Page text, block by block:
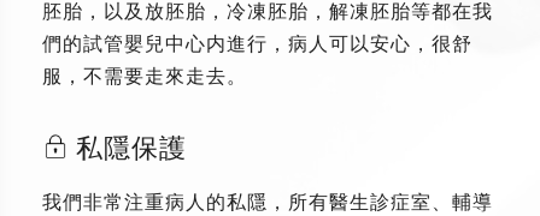
胚胎，以及放胚胎，冷凍胚胎，解凍胚胎等都在我
們的試管嬰兒中心内進行，病人可以安心，很舒
服，不需要走來走去。
私隱保護
我們非常注重病人的私隱，所有醫生診症室、輔導